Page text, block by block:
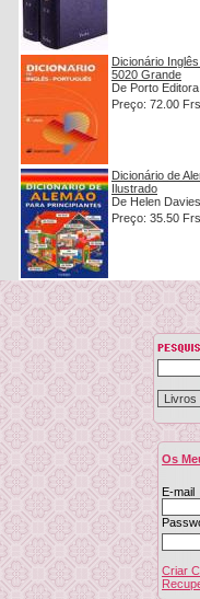
Dicionário
5020 Grande
De Porto Editora
Preço: 72.00
Dicionário de
Ilustrado
De Helen Davies
Preço: 35.50
Os
E-mail
Criar